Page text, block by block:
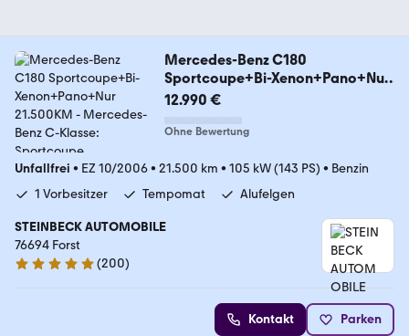
Mercedes-Benz C180
Sportcoupe+Bi-Xenon+Pano+Nur
21.500KM
12.990 €
Ohne Bewertung
Unfallfrei • EZ 10/2006• 21.500 km • 105 kW (143 PS) • Benzin
1 Vorbesitzer
Tempomat Alufelgen
STEINBECK AUTOMOBILE
76694 Forst
4.8 Sterne
(200)
Kontakt Parken